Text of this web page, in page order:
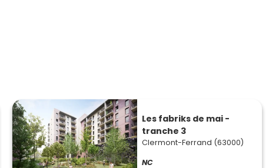
Les fabriks de mai -
tranche 3
Clermont-Ferrand (63000)
NC